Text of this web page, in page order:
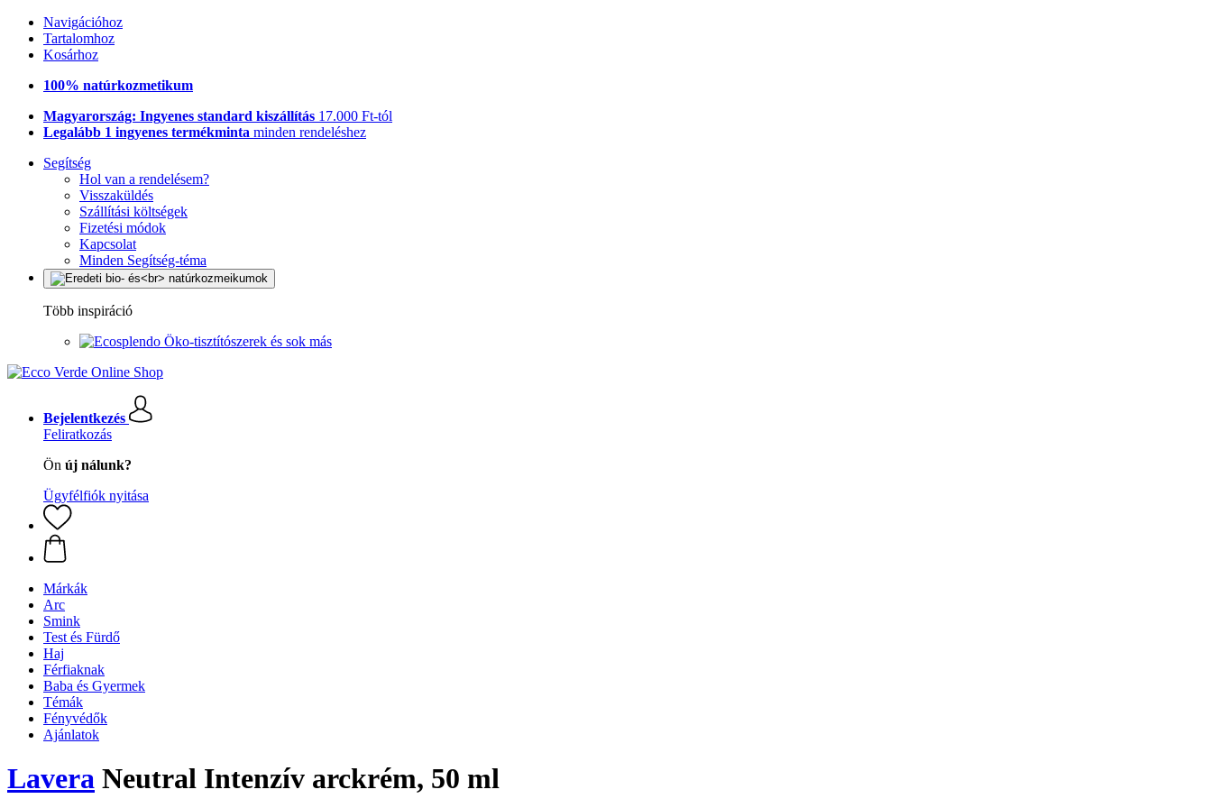
Navigációhoz
Tartalomhoz
Kosárhoz
100% natúrkozmetikum
Magyarország: Ingyenes standard kiszállítás 17.000 Ft-tól
Legalább 1 ingyenes termékminta minden rendeléshez
Segítség
Hol van a rendelésem?
Visszaküldés
Szállítási költségek
Fizetési módok
Kapcsolat
Minden Segítség-téma
Több inspiráció
Öko-tisztítószerek és sok más
Bejelentkezés
Feliratkozás
Ön új nálunk?
Ügyfélfiók nyitása
Márkák
Arc
Smink
Test és Fürdő
Haj
Férfiaknak
Baba és Gyermek
Témák
Fényvédők
Ajánlatok
Lavera Neutral Intenzív arckrém, 50 ml